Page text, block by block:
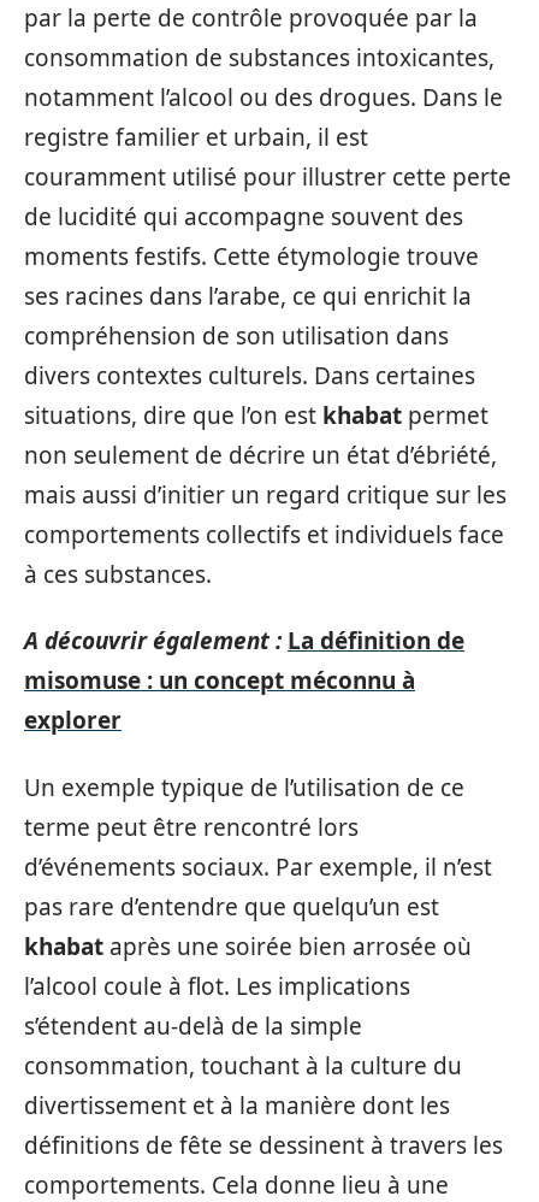
par la perte de contrôle provoquée par la
consommation de substances intoxicantes,
notamment l’alcool ou des drogues. Dans le
registre familier et urbain, il est
couramment utilisé pour illustrer cette perte
de lucidité qui accompagne souvent des
moments festifs. Cette étymologie trouve
ses racines dans l’arabe, ce qui enrichit la
compréhension de son utilisation dans
divers contextes culturels. Dans certaines
situations, dire que l’on est khabat permet
non seulement de décrire un état d’ébriété,
mais aussi d’initier un regard critique sur les
comportements collectifs et individuels face
à ces substances.
A découvrir également : La définition de
misomuse : un concept méconnu à
explorer
Un exemple typique de l’utilisation de ce
terme peut être rencontré lors
d’événements sociaux. Par exemple, il n’est
pas rare d’entendre que quelqu’un est
khabat après une soirée bien arrosée où
l’alcool coule à flot. Les implications
s’étendent au-delà de la simple
consommation, touchant à la culture du
divertissement et à la manière dont les
définitions de fête se dessinent à travers les
comportements. Cela donne lieu à une